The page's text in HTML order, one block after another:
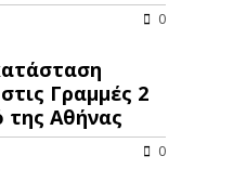
0
Γραμμές 2
της Αθήνας
0